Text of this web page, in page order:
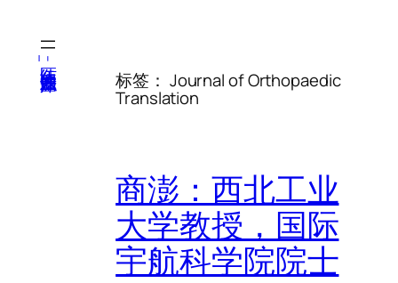
标签： Journal of Orthopaedic
Translation
商澎：西北工业
大学教授，国际
宇航科学院院士